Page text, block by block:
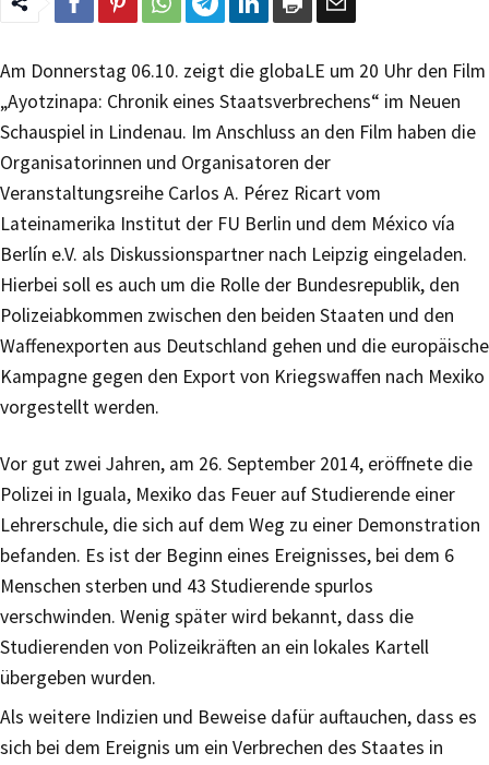
Am Donnerstag 06.10. zeigt die globaLE um 20 Uhr den Film
„Ayotzinapa: Chronik eines Staatsverbrechens“ im Neuen
Schauspiel in Lindenau. Im Anschluss an den Film haben die
Organisatorinnen und Organisatoren der
Veranstaltungsreihe Carlos A. Pérez Ricart vom
Lateinamerika Institut der FU Berlin und dem México vía
Berlín e.V. als Diskussionspartner nach Leipzig eingeladen.
Hierbei soll es auch um die Rolle der Bundesrepublik, den
Polizeiabkommen zwischen den beiden Staaten und den
Waffenexporten aus Deutschland gehen und die europäische
Kampagne gegen den Export von Kriegswaffen nach Mexiko
vorgestellt werden.
Vor gut zwei Jahren, am 26. September 2014, eröffnete die
Polizei in Iguala, Mexiko das Feuer auf Studierende einer
Lehrerschule, die sich auf dem Weg zu einer Demonstration
befanden. Es ist der Beginn eines Ereignisses, bei dem 6
Menschen sterben und 43 Studierende spurlos
verschwinden. Wenig später wird bekannt, dass die
Studierenden von Polizeikräften an ein lokales Kartell
übergeben wurden.
Als weitere Indizien und Beweise dafür auftauchen, dass es
sich bei dem Ereignis um ein Verbrechen des Staates in